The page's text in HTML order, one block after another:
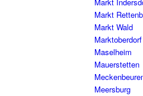
Markt
Markt Wald
Marktoberdorf
Maselheim
Mauerstetten
Meersburg